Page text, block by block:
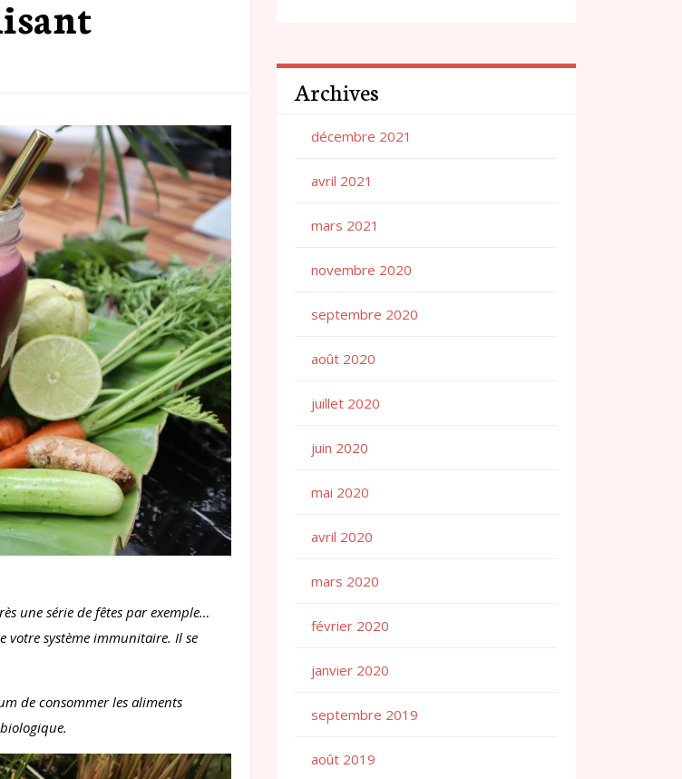
une série de fêtes par exemple…
votre système immunitaire. Il se
de consommer les aliments
Archives
décembre 2021
avril 2021
mars 2021
novembre 2020
septembre 2020
août 2020
juillet 2020
juin 2020
mai 2020
avril 2020
mars 2020
février 2020
janvier 2020
septembre 2019
août 2019